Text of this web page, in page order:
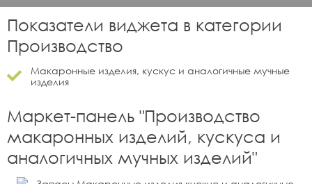
Показатели виджета в категории
Производство
Макаронные изделия, кускус и аналогичные мучные
изделия
Маркет-панель "Производство
макаронных изделий, кускуса и
аналогичных мучных изделий"